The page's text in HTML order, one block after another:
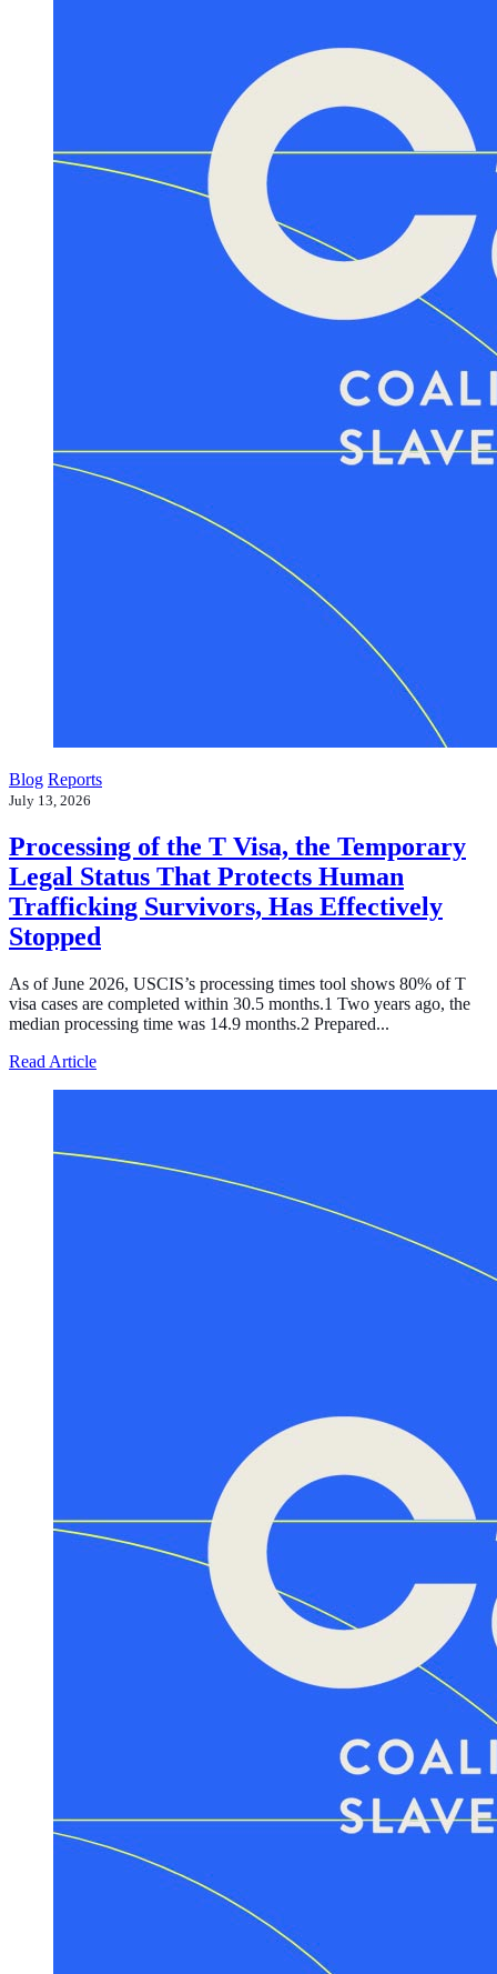
Blog Reports
July 13, 2026
Processing of the T Visa, the Temporary
Legal Status That Protects Human
Trafficking Survivors, Has Effectively
Stopped
As of June 2026, USCIS’s processing times tool shows 80% of T
visa cases are completed within 30.5 months.1 Two years ago, the
median processing time was 14.9 months.2 Prepared...
Read Articleabout Processing of the T Visa, the Temporary Legal